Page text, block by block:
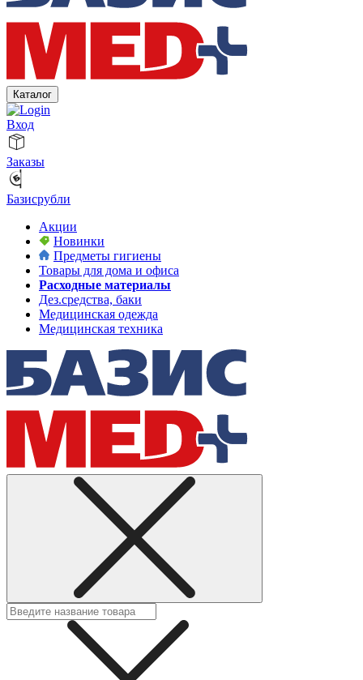
Каталог
Вход
Заказы
Базисрубли
Акции
Новинки
Предметы гигиены
Товары для дома и офиса
Расходные материалы
Дез.средства, баки
Медицинская одежда
Медицинская техника